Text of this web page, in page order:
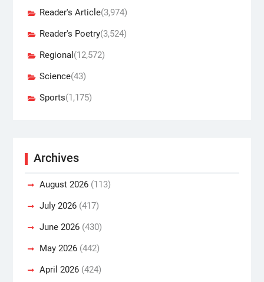
Reader's Article(3,974)
Reader's Poetry(3,524)
Regional (12,572)
Science(43)
Sports(1,175)
Archives
August 2026(113)
July 2026(417)
June 2026(430)
May 2026(442)
April 2026(424)